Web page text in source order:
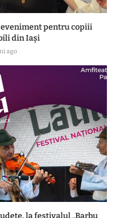
pentru copiii
din Iași
ago
la festivalul „Barbu